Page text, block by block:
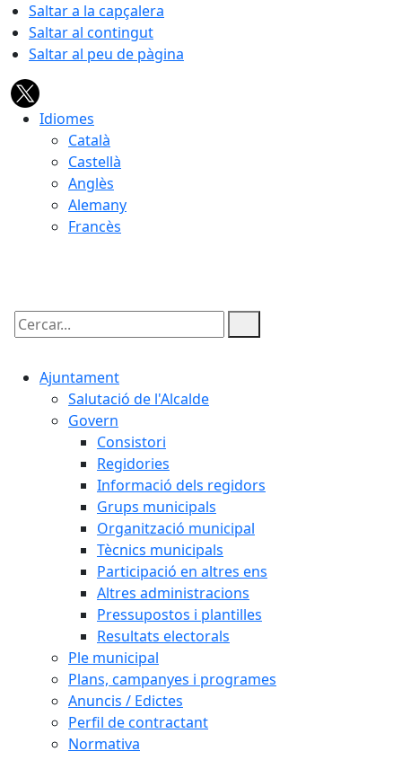
Saltar a la capçalera
Saltar al contingut
Saltar al peu de pàgina
Idiomes
Català
Castellà
Anglès
Alemany
Francès
Cercar:
Ajuntament
Salutació de l'Alcalde
Govern
Consistori
Regidories
Informació dels regidors
Grups municipals
Organització municipal
Tècnics municipals
Participació en altres ens
Altres administracions
Pressupostos i plantilles
Resultats electorals
Ple municipal
Plans, campanyes i programes
Anuncis / Edictes
Perfil de contractant
Normativa